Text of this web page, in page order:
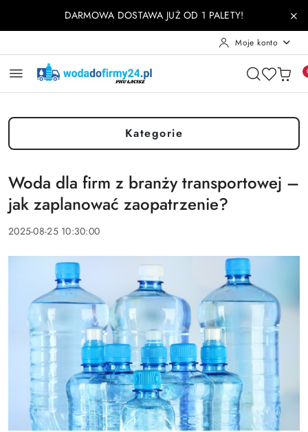
Przejdź do treści głównej
Przejdź do wyszukiwarki
Przejdź do moje konto
Przejdź do menu głównego
Przejdź do stopki
DARMOWA DOSTAWA JUŻ OD 1 PALETY!
Moje konto
Kategorie
Woda dla firm z branży transportowej –
jak zaplanować zaopatrzenie?
2025-08-25 10:30:00